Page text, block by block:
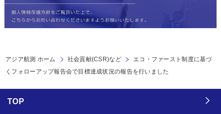
アジア航測 ホーム 社会貢献(CSR)など
エコ・ファースト制度に基づ
くフォローアップ報告会で目標達成状況の報告を行いました
TOP